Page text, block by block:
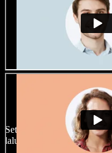
Banyak
Setiap proyek bisa
lalu sesuaikan sesuka Anda.